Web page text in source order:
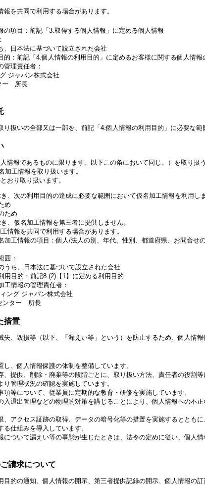
を共同で利用する場合があります。
の項目：前記「3.取得する個人情報」に定める個人情報
、日本法に基づいて設立された会社
的：前記「4.個人情報の利用目的」に定めるお客様に関する個人情報
管理責任者：
ジャパン株式会社
ー 所長
り扱いの全部又は一部を、前記「4.個人情報の利用目的」に必要な範
情報であるものに限ります。以下この条において同じ。）を取り扱
加工情報を取り扱います。
おり取り扱います。
、次の利用目的の達成に必要な範囲において仮名加工情報を利用しま
め
ため
、仮名加工情報を第三者に提供しません。
情報を共同で利用する場合があります。
加工情報の項目：個人/法人の別、年代、性別、都道府県、お問合せ
囲：
うち、日本法に基づいて設立された会社
用目的：前記8.(2)【1】に定める利用目的
工情報の管理責任者：
ング ジャパン株式会社
ンター 所長
措置
失、毀損等（以下、「漏えい等」という）を防止するため、個人情
、個人情報保護の体制を整備しています。
、提供、削除・廃棄等の段階ごとに、取り扱い方法、責任者の役割
管理状況の確認を実施しています。
等について、従業員に定期的な教育・研修を実施しています。
入退出管理などの物理的対策を講じることにより、個人情報への不
、アクセス証跡の取得、データの暗号化等の措置を実施するととも
仕組みを導入しています。
について漏えい等の事態が生じたときは、法令の定めに従い、個人
請求について
目的の通知、個人情報の開示、第三者提供記録の開示、個人情報の